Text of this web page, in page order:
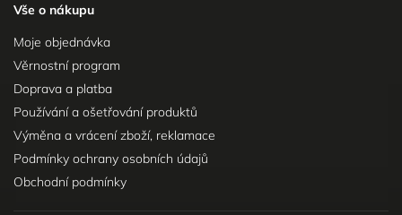
Vše o nákupu
Moje objednávka
Věrnostní program
Doprava a platba
Používání a ošetřování produktů
Výměna a vrácení zboží, reklamace
Podmínky ochrany osobních údajů
Obchodní podmínky